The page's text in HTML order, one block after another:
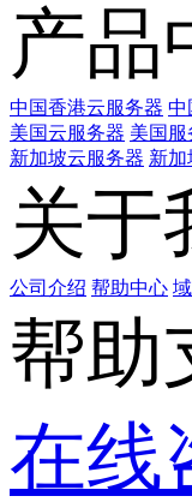
产品
中国香港云服务器 中
美国云服务器 美国服
新加坡云服务器 新加
关于
公司介绍 帮助中心
帮助
在线